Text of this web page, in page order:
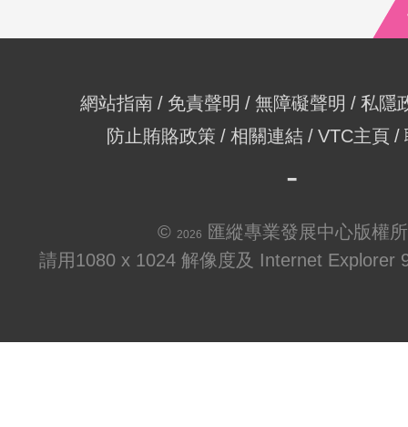
網站指南 免責聲明 無障礙聲明
私隱
防止賄賂政策
相關連結 VTC主頁
© 2026
匯縱專業發展中心版權
請用1080 x 1024 解像度及 Internet Explorer